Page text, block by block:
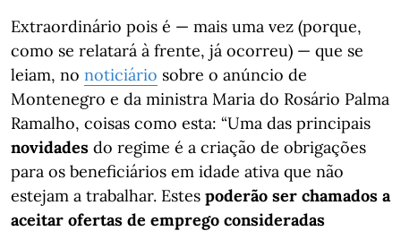
Extraordinário pois é — mais uma vez (porque,
como se relatará à frente, já ocorreu) — que se
leiam, no noticiário sobre o anúncio de
Montenegro e da ministra Maria do Rosário Palma
Ramalho, coisas como esta: “Uma das principais
novidades do regime é a criação de obrigações
para os beneficiários em idade ativa que não
estejam a trabalhar. Estes poderão ser chamados a
aceitar ofertas de emprego consideradas